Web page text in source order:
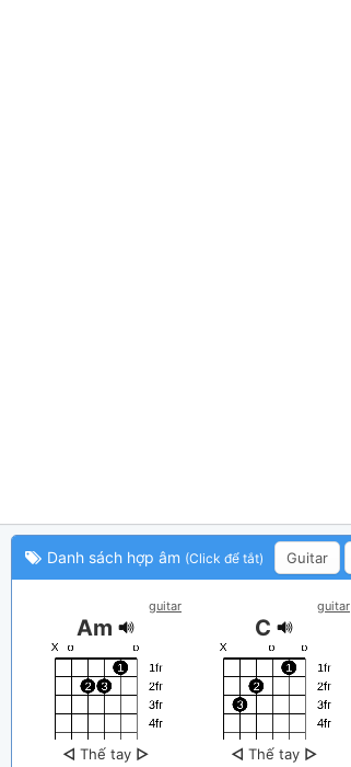
Danh sách hợp âm (Click để tắt) Guitar
guitar
Am
◁ Thế tay ▷
guitar
C
◁ Thế tay ▷